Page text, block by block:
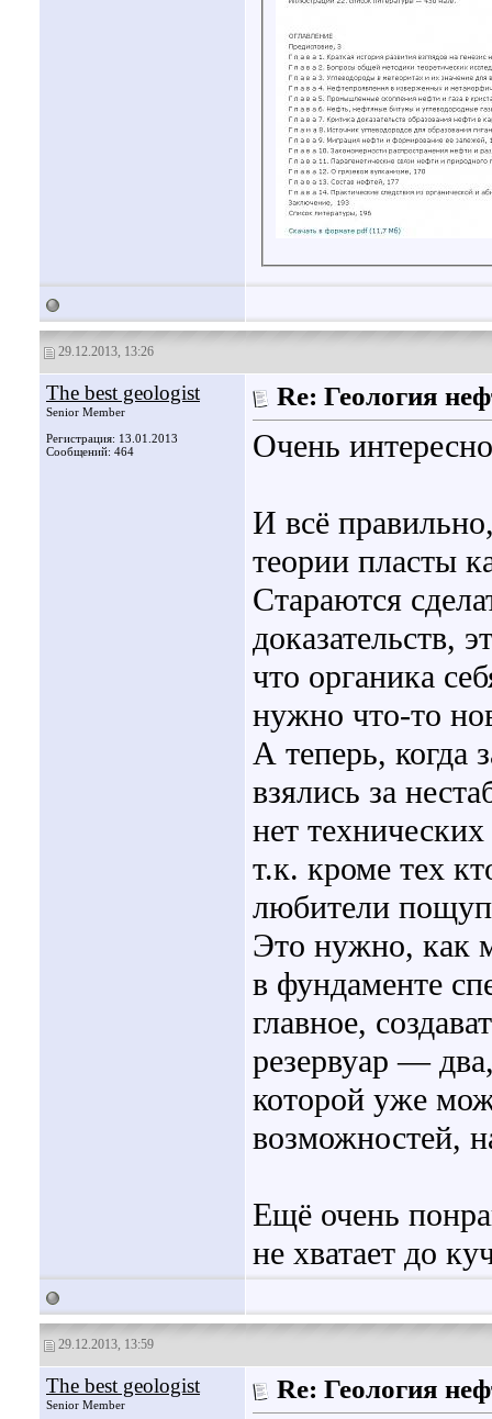
29.12.2013, 13:26
The best geologist
Senior Member
Регистрация: 13.01.2013
Сообщений: 464
Re: Геология
Очень
И всё
теории пласты
Стараются
доказательств,
что органика
нужно что-то
А теперь, когда
взялись за
нет
т.к. кроме тех
любители
Это нужно, как
в фундаменте
главное,
резервуар —
которой уже
возможностей,
Ещё очень
не хватает до
29.12.2013, 13:59
The best geologist
Senior Member
Re: Геология